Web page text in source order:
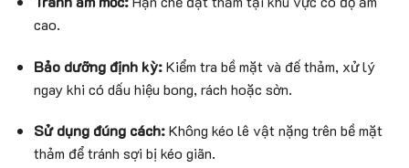
cao.
Bảo dưỡng định kỳ:Kiểm tra bề mặt và đế thảm, xử lý
ngay khi có dấu hiệu bong, rách hoặc sờn.
Sử dụng đúng cách:Không kéo lê vật nặng trên bề mặt
thảm để tránh sợi bị kéo giãn.